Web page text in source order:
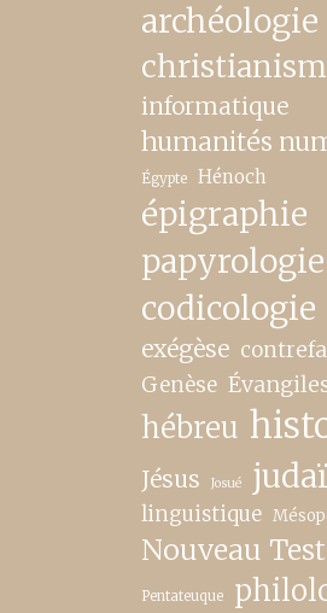
archéologie
informatique
humanités
Égypte Hénoch
épigraphie
papyrologie
codicologie
exégèse
Genèse
hébreu
Jésus Josué
linguistique
Nouveau
Pentateuque